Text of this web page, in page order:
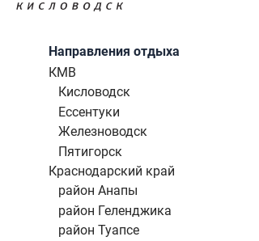
Направления отдыха
КМВ
Кисловодск
Ессентуки
Железноводск
Пятигорск
Краснодарский край
район Анапы
район Геленджика
район Туапсе